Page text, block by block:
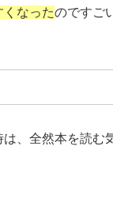
くなったのですご
、全然本を読む